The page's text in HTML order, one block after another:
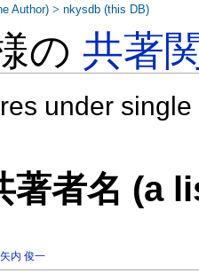
の共著
under
著者名 (a
矢内 俊一
Author) >nkysdb (this DB)